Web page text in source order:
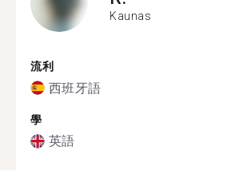
Kaunas
流利
西班牙語
學
英語